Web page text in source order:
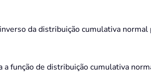
da distribuição cumulativa
função de distribuição cumulativa